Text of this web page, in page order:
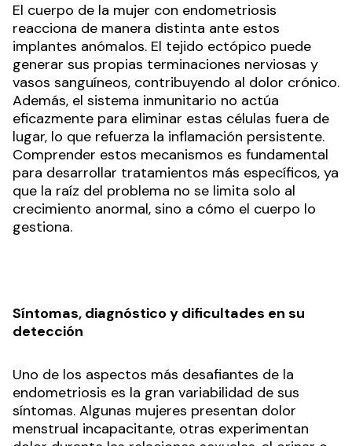
El cuerpo de la mujer con endometriosis
reacciona de manera distinta ante estos
implantes anómalos. El tejido ectópico puede
generar sus propias terminaciones nerviosas y
vasos sanguíneos, contribuyendo al dolor crónico.
Además, el sistema inmunitario no actúa
eficazmente para eliminar estas células fuera de
lugar, lo que refuerza la inflamación persistente.
Comprender estos mecanismos es fundamental
para desarrollar tratamientos más específicos, ya
que la raíz del problema no se limita solo al
crecimiento anormal, sino a cómo el cuerpo lo
gestiona.
Síntomas, diagnóstico y dificultades en su
detección
Uno de los aspectos más desafiantes de la
endometriosis es la gran variabilidad de sus
síntomas. Algunas mujeres presentan dolor
menstrual incapacitante, otras experimentan